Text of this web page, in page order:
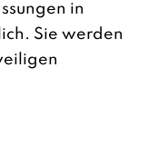
in
Sie werden